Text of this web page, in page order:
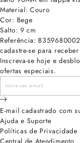
Material: Couro
Cor: Bege
Salto: 9 cm
Referência:
cadastre-se para
Inscreva-se hoje e
ofertas especiais.
E-mail cadastrado com
Ajuda e Suporte
Políticas de Privacidade
Central de Atendimento